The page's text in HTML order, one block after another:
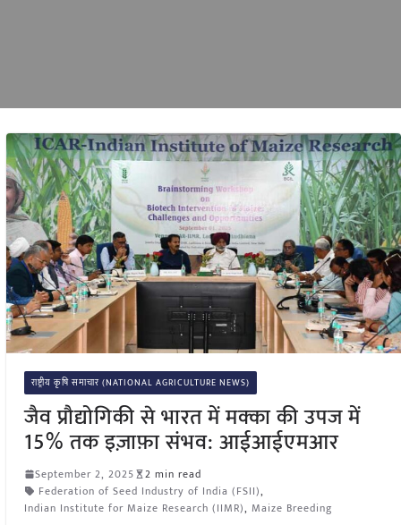
राष्ट्रीय कृषि समाचार (NATIONAL AGRICULTURE NEWS)
जैव प्रौद्योगिकी से भारत में मक्का की उपज में
15% तक इज़ाफ़ा संभव: आईआईएमआर
September 2, 2025
2 min read
Federation of Seed Industry of India (FSII),
Indian Institute for Maize Research (IIMR), Maize Breeding